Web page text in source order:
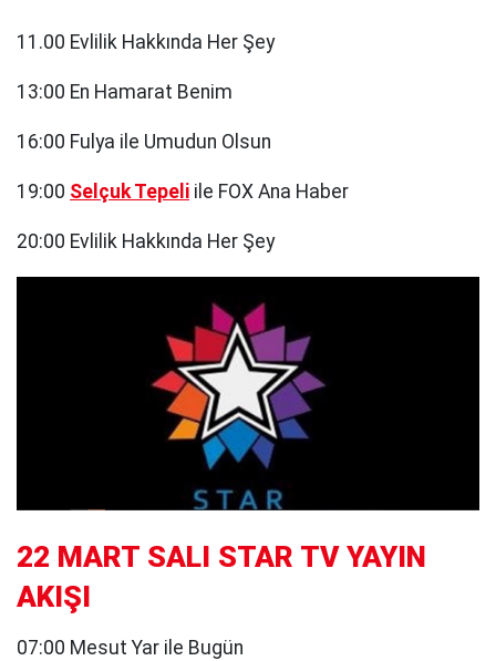
11.00 Evlilik Hakkında Her Şey
13:00 En Hamarat Benim
16:00 Fulya ile Umudun Olsun
19:00 Selçuk Tepeli ile FOX Ana Haber
20:00 Evlilik Hakkında Her Şey
22 MART SALI STAR TV YAYIN
AKIŞI
07:00 Mesut Yar ile Bugün